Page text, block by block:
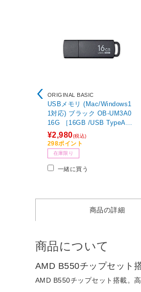
ORIGINAL BASIC
USBメモリ (Mac/Windows1
1対応) ブラック OB-UM3A0
16G ［16GB /USB TypeA /
USB3.2 /キャップ式］
¥2,980(税込)
298ポイント
在庫限り
一緒に買う
商品の詳細
商品について
AMD B550チップセット
AMD B550チップセット搭載。